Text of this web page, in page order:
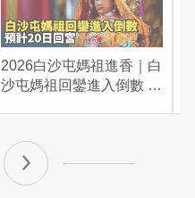
2026白沙屯媽祖進香｜白
沙屯媽祖回鑾進入倒數 預